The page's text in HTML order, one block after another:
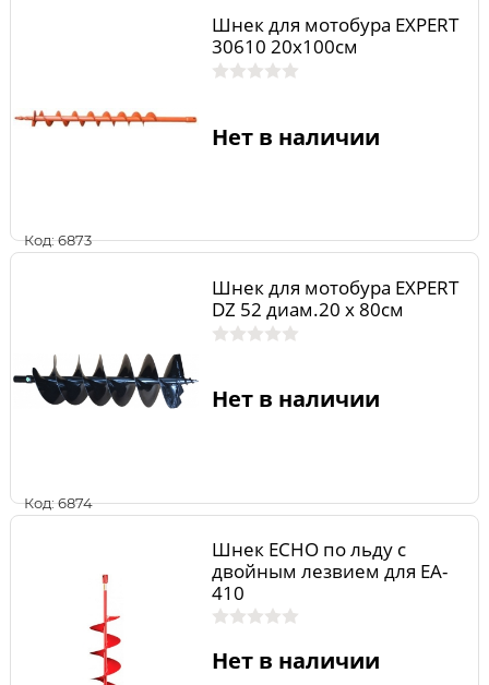
Код: 6873
Шнек для мотобура EXPERT
30610 20х100см
Нет в наличии
Код: 6874
Шнек для мотобура EXPERT
DZ 52 диам.20 х 80см
Нет в наличии
Шнек ECHO по льду с
двойным лезвием для EA-
410
Нет в наличии